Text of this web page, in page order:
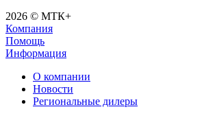
2026 © МТК+
Компания
Помощь
Информация
О компании
Новости
Региональные дилеры